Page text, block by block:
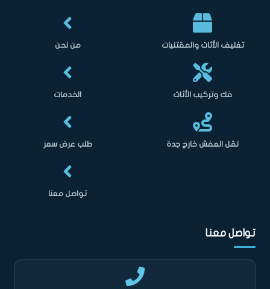
تغليف الأثاث والمقتنيات
فك وتركيب الأثاث
نقل العفش خارج جدة
من نحن
الخدمات
طلب عرض سعر
تواصل معنا
تواصل معنا